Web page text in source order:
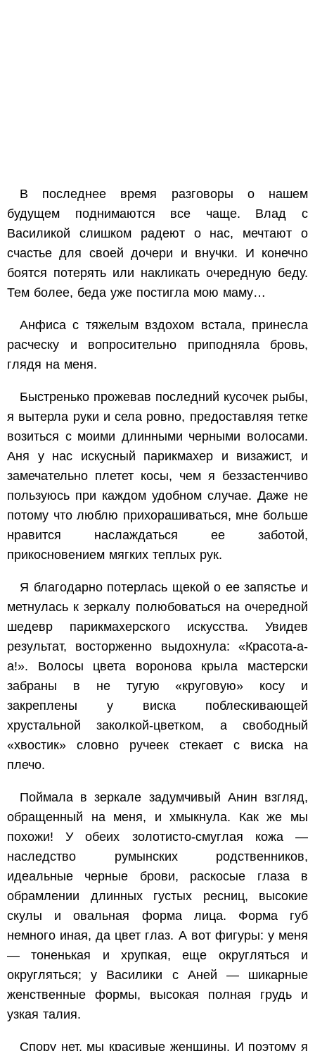
В последнее время разговоры о нашем
будущем поднимаются все чаще. Влад с
Василикой слишком радеют о нас, мечтают о
счастье для своей дочери и внучки. И конечно
боятся потерять или накликать очередную беду.
Тем более, беда уже постигла мою маму…
Анфиса с тяжелым вздохом встала, принесла
расческу и вопросительно приподняла бровь,
глядя на меня.
Быстренько прожевав последний кусочек рыбы,
я вытерла руки и села ровно, предоставляя тетке
возиться с моими длинными черными волосами.
Аня у нас искусный парикмахер и визажист, и
замечательно плетет косы, чем я беззастенчиво
пользуюсь при каждом удобном случае. Даже не
потому что люблю прихорашиваться, мне больше
нравится наслаждаться ее заботой,
прикосновением мягких теплых рук.
Я благодарно потерлась щекой о ее запястье и
метнулась к зеркалу полюбоваться на очередной
шедевр парикмахерского искусства. Увидев
результат, восторженно выдохнула: «Красота-а-
а!». Волосы цвета воронова крыла мастерски
забраны в не тугую «круговую» косу и
закреплены у виска поблескивающей
хрустальной заколкой-цветком, а свободный
«хвостик» словно ручеек стекает с виска на
плечо.
Поймала в зеркале задумчивый Анин взгляд,
обращенный на меня, и хмыкнула. Как же мы
похожи! У обеих золотисто-смуглая кожа —
наследство румынских родственников,
идеальные черные брови, раскосые глаза в
обрамлении длинных густых ресниц, высокие
скулы и овальная форма лица. Форма губ
немного иная, да цвет глаз. А вот фигуры: у меня
— тоненькая и хрупкая, еще округляться и
округляться; у Василики с Аней — шикарные
женственные формы, высокая полная грудь и
узкая талия.
Спору нет, мы красивые женщины. И поэтому я